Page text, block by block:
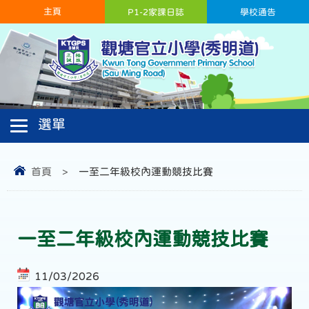
主頁 學校通告
P1-2家課日誌
首頁 > 一至二年級校內運動競技比賽
一至二年級校內運動競技比賽
11/03/2026